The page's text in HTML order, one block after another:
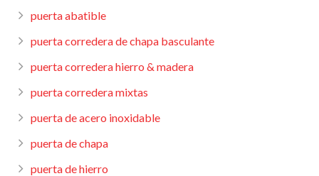
puerta abatible
puerta corredera de chapa basculante
puerta corredera hierro & madera
puerta corredera mixtas
puerta de acero inoxidable
puerta de chapa
puerta de hierro